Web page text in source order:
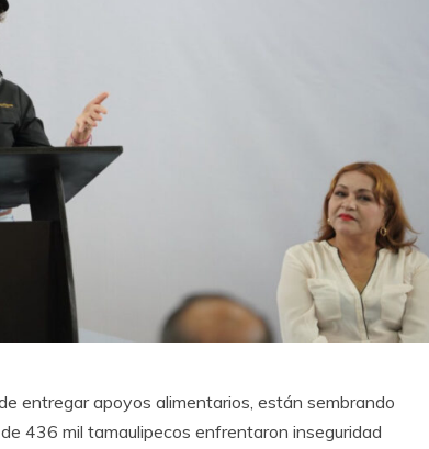
entregar apoyos alimentarios, están sembrando
436 mil tamaulipecos enfrentaron inseguridad